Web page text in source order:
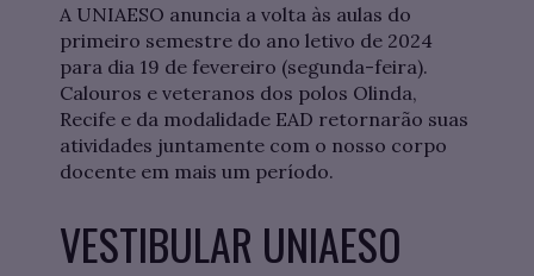
A UNIAESO anuncia a volta às aulas do
primeiro semestre do ano letivo de 2024
para dia 19 de fevereiro (segunda-feira).
Calouros e veteranos dos polos Olinda,
Recife e da modalidade EAD retornarão suas
atividades juntamente com o nosso corpo
docente em mais um período.
VESTIBULAR UNIAESO